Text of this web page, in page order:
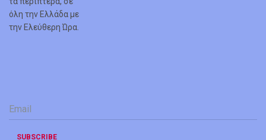
όλη την Ελλάδα με
την Ελεύθερη Ώρα.
Email
*
SUBSCRIBE